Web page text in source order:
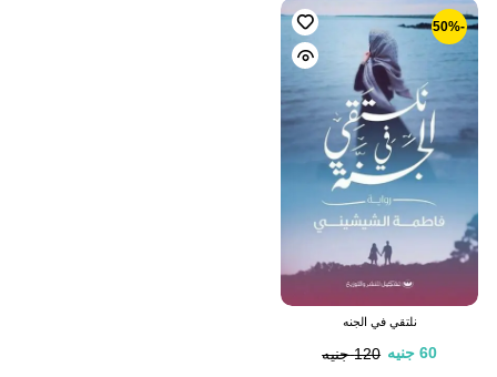
-50%
نلتقي في الجنه
120 جنيه 60 جنيه